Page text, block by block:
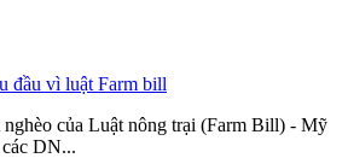
đầu vì luật Farm bill
của Luật nông trại (Farm Bill) - Mỹ
DN...